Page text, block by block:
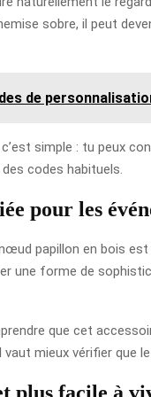
sobre, il peut
de
simple : tu peux
codes habituels.
pour les
papillon en bois
une forme de
que cet
mieux vérifier que
plus facile à